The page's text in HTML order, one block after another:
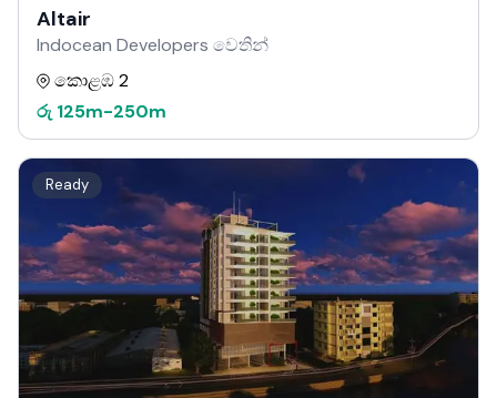
Altair
Indocean Developers වෙතින්
කොළඹ 2
රු 125m-250m
Ready